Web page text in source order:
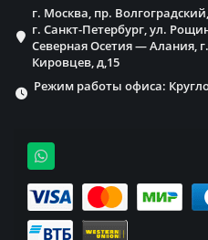
г. Москва, пр.
г. Санкт-Петербург, ул.
Северная Осетия — Алания,
Кировцев, д,15
Режим работы офиса: